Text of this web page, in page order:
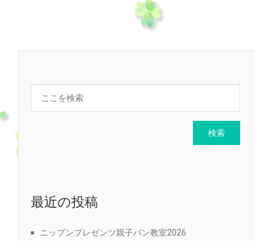
最近の投稿
ニップンプレゼンツ親子パン教室2026